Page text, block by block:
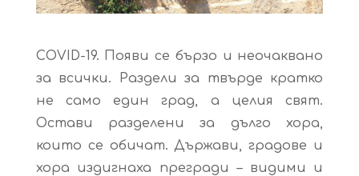
COVID-19. Появи се бързо и неочаквано
за всички. Раздели за твърде кратко
не само един град, а целия свят.
Остави разделени за дълго хора,
които се обичат. Държави, градове и
хора издигнаха прегради – видими и